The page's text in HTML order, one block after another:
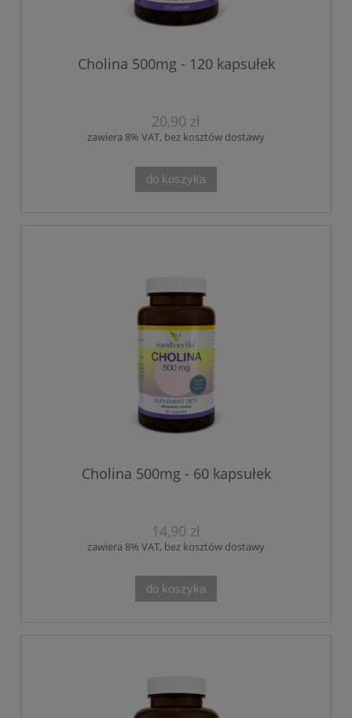
Cholina 500mg - 120 kapsułek
20,90 zł
zawiera 8% VAT, bez kosztów dostawy
do koszyka
Cholina 500mg - 60 kapsułek
14,90 zł
zawiera 8% VAT, bez kosztów dostawy
do koszyka